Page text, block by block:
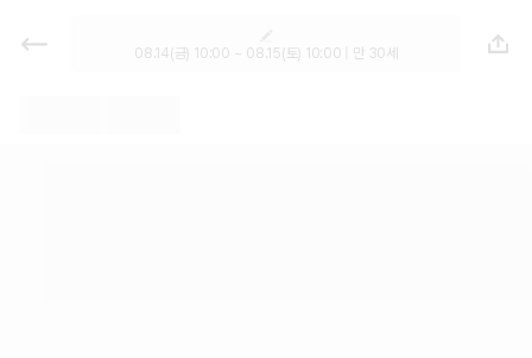
렌트카 - 서울 렌터카 가격비교, 최저
가 보장 1위 카모아
08.14(금) 10:00 ~ 08.15(토) 10:00 | 만 30세